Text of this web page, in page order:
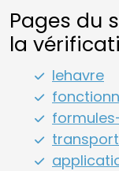
Pages du
la
lehavre